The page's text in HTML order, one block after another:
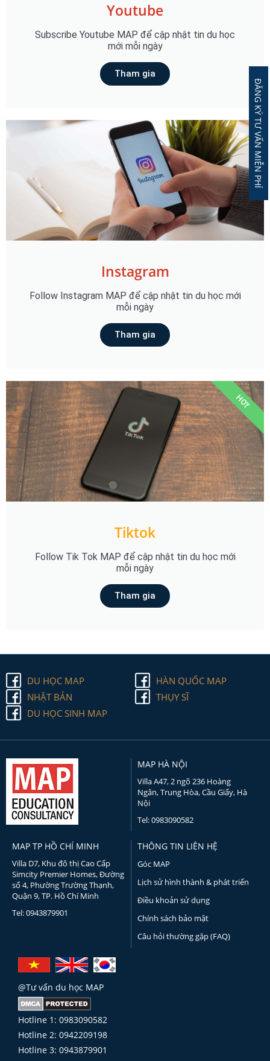
Youtube
Subscribe Youtube MAP để cập nhật tin du học
mới mỗi ngày
Tham gia
Instagram
Follow Instagram MAP để cập nhật tin du học mới
mỗi ngày
Tham gia
Tiktok
Follow Tik Tok MAP để cập nhật tin du học mới
mỗi ngày
Tham gia
HOT
DU HỌC MAP
HÀN QUỐC MAP
NHẬT BẢN
THỤY SĨ
DU HỌC SINH MAP
MAP HÀ NỘI
Villa A47, 2 ngõ 236 Hoàng
Ngân, Trung Hòa, Cầu Giấy, Hà
Nội
Tel: 0983090582
MAP TP HỒ CHÍ MINH
Villa D7, Khu đô thị Cao Cấp
Simcity Premier Homes, Đường
số 4, Phường Trường Thạnh,
Quận 9, TP. Hồ Chí Minh
Tel: 0943879901
THÔNG TIN LIÊN HỆ
Góc MAP
Lịch sử hình thành & phát triển
Điều khoản sử dụng
Chính sách bảo mật
Câu hỏi thường gặp (FAQ)
@Tư vấn du học MAP
Hotline 1: 0983090582
Hotline 2: 0942209198
Hotline 3: 0943879901
ĐĂNG KÝ TƯ VẤN MIỄN PHÍ